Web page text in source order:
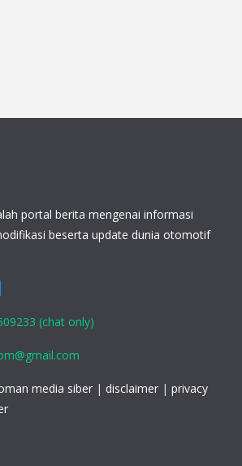
portal berita mengenai informasi
beserta update dunia otomotif
(chat only)
media siber | disclaimer | privacy